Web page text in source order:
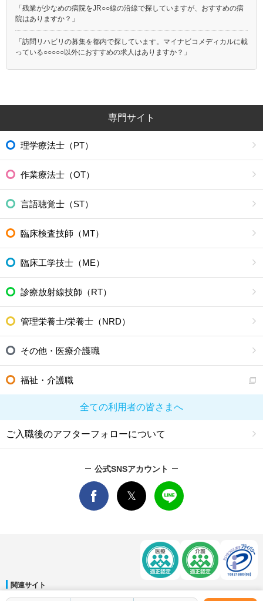
「残業が少なめの病院をJR○○線の沿線で探していますが、おすすめの病
院はありますか？」
「訪問リハビリの募集を都内で探しています。マイナビコメディカルに載
っている○○○○○以外におすすめの求人はありますか？」
専門サイト
理学療法士（PT）
作業療法士（OT）
言語聴覚士（ST）
臨床検査技師（MT）
臨床工学技士（ME）
診療放射線技師（RT）
管理栄養士/栄養士（NRD）
その他・医療介護職
福祉・介護職
全ての利用者の皆さまへ
ご入職後のアフターフォローについて
公式SNSアカウント
関連サイト
マイナビDOCTOR│マイナビ看護師│マイナビ薬剤師│マイナビ保育士